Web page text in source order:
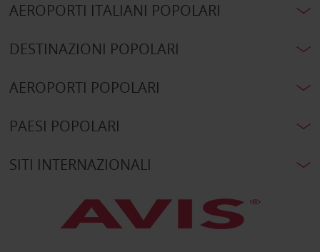
AEROPORTI ITALIANI POPOLARI
DESTINAZIONI POPOLARI
AEROPORTI POPOLARI
PAESI POPOLARI
SITI INTERNAZIONALI